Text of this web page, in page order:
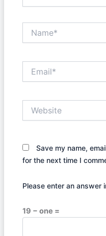
Save my name,
for the next time I
Please enter an answer
19 − one =